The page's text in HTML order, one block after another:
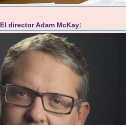
El director Adam McKay: